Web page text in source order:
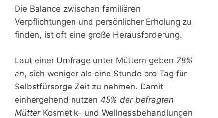
Die Balance zwischen familiären
Verpflichtungen und persönlicher Erholung zu
finden, ist oft eine große Herausforderung.
Laut einer Umfrage unter Müttern geben 78%
an, sich weniger als eine Stunde pro Tag für
Selbstfürsorge Zeit zu nehmen. Damit
einhergehend nutzen 45% der befragten
MütterKosmetik- und Wellnessbehandlungen